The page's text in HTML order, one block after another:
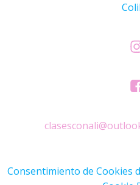
Consentimiento de Cookies